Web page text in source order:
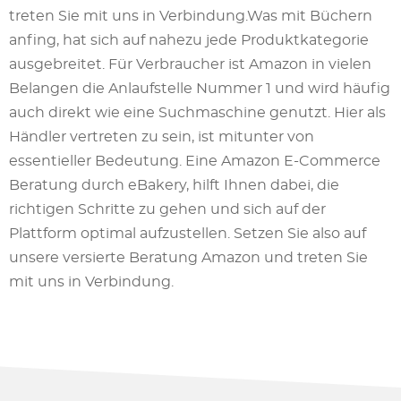
treten Sie mit uns in Verbindung.Was mit Büchern
anfing, hat sich auf nahezu jede Produktkategorie
ausgebreitet. Für Verbraucher ist Amazon in vielen
Belangen die Anlaufstelle Nummer 1 und wird häufig
auch direkt wie eine Suchmaschine genutzt. Hier als
Händler vertreten zu sein, ist mitunter von
essentieller Bedeutung. Eine Amazon E-Commerce
Beratung durch eBakery, hilft Ihnen dabei, die
richtigen Schritte zu gehen und sich auf der
Plattform optimal aufzustellen. Setzen Sie also auf
unsere versierte Beratung Amazon und treten Sie
mit uns in Verbindung.